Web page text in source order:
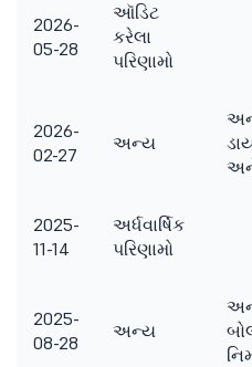
2026-
05-28
ઑડિટ
કરેલા
પરિણામો
2026-
02-27
અન્ય
અને
2025-
11-14
અર્ધવાર્ષિક
પરિણામો
2025-
08-28
અન્ય